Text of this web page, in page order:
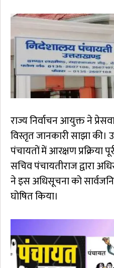
राज्य निर्वाचन आयुक्त ने
विस्तृत जानकारी साझा की।
पंचायतों में आरक्षण प्रक्रिया
सचिव पंचायतीराज द्वारा
ने इस अधिसूचना को
घोषित किया।